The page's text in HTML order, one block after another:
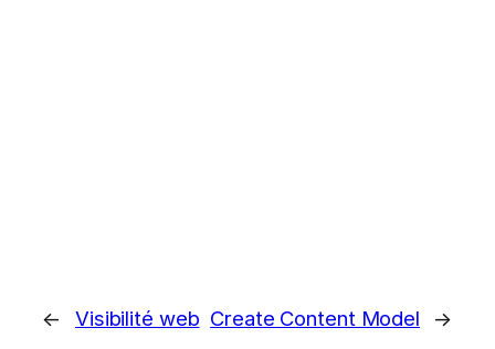
← Visibilité web Create Content Model →